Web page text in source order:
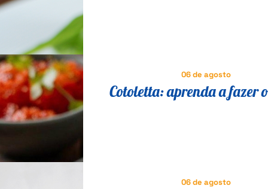
06 de agosto
Cotoletta: aprenda a fazer
06 de agosto